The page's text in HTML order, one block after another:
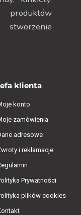
klienta
konto
zamówienia
adresowe
i reklamacje
Prywatności
plików cookies